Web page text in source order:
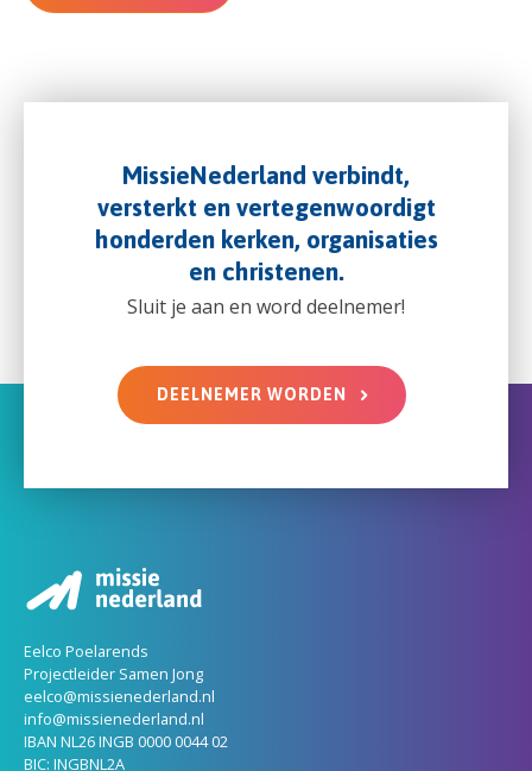
MissieNederland verbindt,
versterkt en vertegenwoordigt
honderden kerken, organisaties
en christenen.
Sluit je aan en word deelnemer!
DEELNEMER WORDEN
Eelco Poelarends
Projectleider Samen Jong
eelco@missienederland.nl
info@missienederland.nl
IBAN NL26 INGB 0000 0044 02
BIC: INGBNL2A